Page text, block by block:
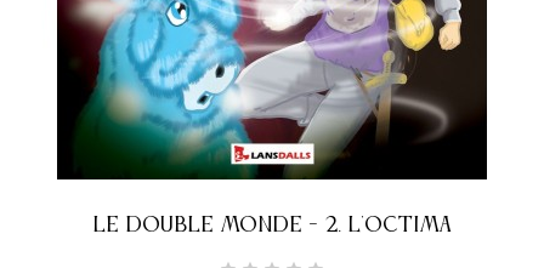
LE DOUBLE MONDE - 2. L'OCTIMA